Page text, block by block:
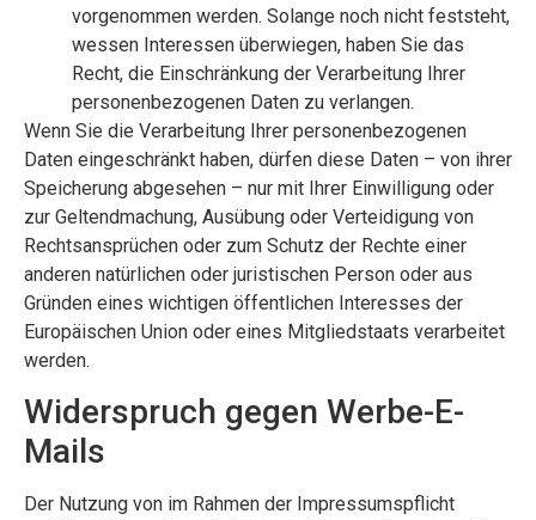
vorgenommen werden. Solange noch nicht feststeht,
wessen Interessen überwiegen, haben Sie das
Recht, die Einschränkung der Verarbeitung Ihrer
personenbezogenen Daten zu verlangen.
Wenn Sie die Verarbeitung Ihrer personenbezogenen
Daten eingeschränkt haben, dürfen diese Daten – von ihrer
Speicherung abgesehen – nur mit Ihrer Einwilligung oder
zur Geltendmachung, Ausübung oder Verteidigung von
Rechtsansprüchen oder zum Schutz der Rechte einer
anderen natürlichen oder juristischen Person oder aus
Gründen eines wichtigen öffentlichen Interesses der
Europäischen Union oder eines Mitgliedstaats verarbeitet
werden.
Widerspruch gegen Werbe-E-
Mails
Der Nutzung von im Rahmen der Impressumspflicht